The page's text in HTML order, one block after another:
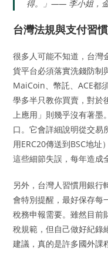
得。」—— 李小姐，金
台灣法規與支付習
很多人可能不知道，台灣
貨平台必須落實洗錢防制
MaiCoin、幣託、ACE都
學多半只教你買賣，對於
上應用」則幾乎沒有著墨
口。它會詳細說明從交易
用ERC20傳送到BSC地址
這些細節失誤，每年造成
另外，台灣人習慣用銀行
會特別提醒，最好保存每
稅務申報需要。雖然目前
稅規範，但自己做好紀錄
建議，真的是許多國外課